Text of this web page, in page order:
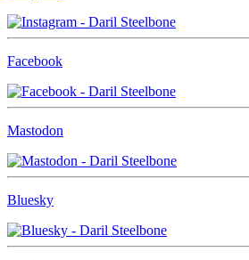
Facebook
Mastodon
Bluesky